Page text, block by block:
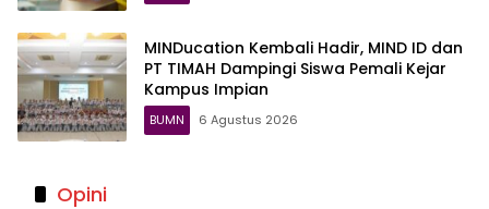
MINDucation Kembali Hadir, MIND ID dan
PT TIMAH Dampingi Siswa Pemali Kejar
Kampus Impian
BUMN 6 Agustus 2026
Opini